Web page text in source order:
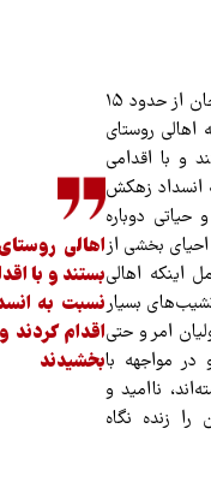
اهالی
نسبت به
اقدام کردند
بخشیدند
در میان این‌همه قصه تلخ، قصه تالاب کمجان از حدود ۱۵
روستای
و با اقدامی
۱۳۸۸، نسبت به انسداد زهکش
دوباره
احیای بخشی از
اینکه اهالی
بسیار
امر و حتی
مواجهه با
ناامید و
زنده نگاه